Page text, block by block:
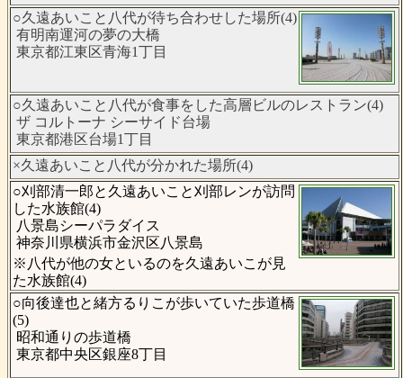
○久遠あいこと八代が待ち合わせした場所(4)
有明南運河の夢の大橋
東京都江東区青海1丁目
○久遠あいこと八代が食事をした高層ビルのレストラン(4)
ザ コルトーナ シーサイド台場
東京都港区台場1丁目
×久遠あいこと八代が分かれた場所(4)
○刈部清一郎と久遠あいこと刈部レンが訪問
した水族館(4)
八景島シーパラダイス
神奈川県横浜市金沢区八景島
※八代が他の女といるのを久遠あいこが見
た水族館(4)
○向後達也と緒方るりこが歩いていた歩道橋
(5)
昭和通りの歩道橋
東京都中央区銀座8丁目